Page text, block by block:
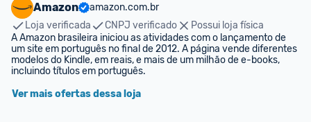
Amazon
amazon.com.br
Loja verificada
CNPJ verificado
Possui loja física
A Amazon brasileira iniciou as atividades com o lançamento de
um site em português no final de 2012. A página vende diferentes
modelos do Kindle, em reais, e mais de um milhão de e-books,
incluindo títulos em português.
Ver mais ofertas dessa loja